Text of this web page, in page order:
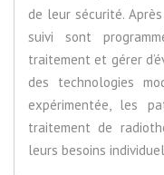
de leur sécurité.
suivi sont
traitement et gérer
des technologies
expérimentée, les
traitement de
leurs besoins